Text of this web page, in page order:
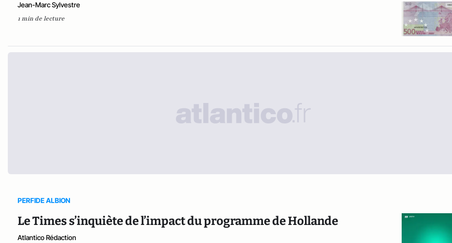
Jean-Marc Sylvestre
1 min de lecture
PERFIDE ALBION
Le Times s’inquiète de l’impact du programme de Hollande
Atlantico Rédaction